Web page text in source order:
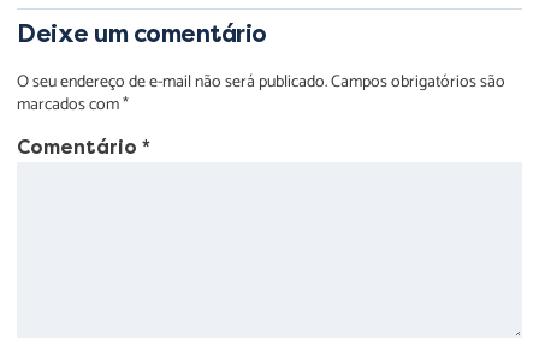
Deixe um comentário
O seu endereço de e-mail não será publicado.Campos obrigatórios são
marcados com*
Comentário *